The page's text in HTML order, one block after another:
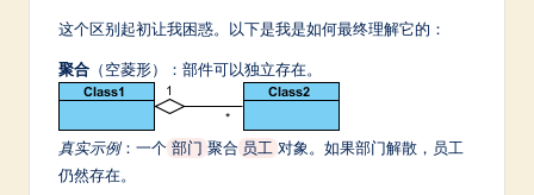
这个区别起初让我困惑。以下是我是如何最终理解它的：
聚合 （空菱形）：部件可以独立存在。
真实示例：一个 部门 聚合 员工 对象。如果部门解散，员工
仍然存在。